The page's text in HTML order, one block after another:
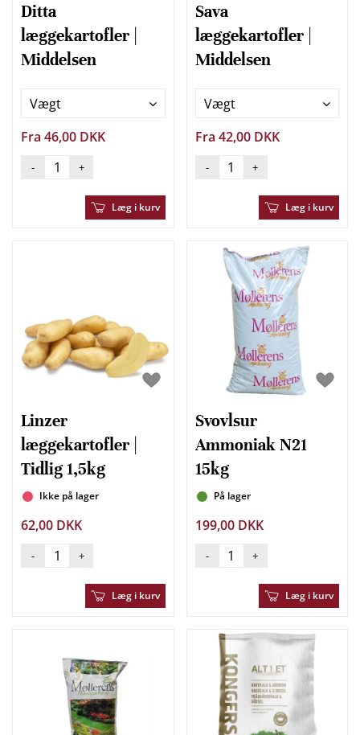
Ditta
læggekartofler |
Middelsen
Vægt
Fra 46,00 DKK
- +
Læg i kurv
Sava
læggekartofler |
Middelsen
Vægt
Fra 42,00 DKK
- +
Læg i kurv
Linzer
læggekartofler |
Tidlig 1,5kg
Ikke på lager
62,00 DKK
- +
Læg i kurv
Svovlsur
Ammoniak N21
15kg
På lager
199,00 DKK
- +
Læg i kurv